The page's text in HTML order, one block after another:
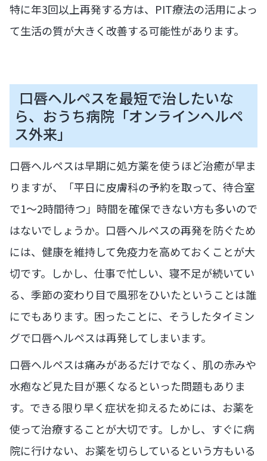
特に年3回以上再発する方は、PIT療法の活用によっ
て生活の質が大きく改善する可能性があります。
口唇ヘルペスを最短で治したいな
ら、おうち病院「オンラインヘルペ
ス外来」
口唇ヘルペスは早期に処方薬を使うほど治癒が早ま
りますが、「平日に皮膚科の予約を取って、待合室
で1〜2時間待つ」時間を確保できない方も多いので
はないでしょうか。口唇ヘルペスの再発を防ぐため
には、健康を維持して免疫力を高めておくことが大
切です。しかし、仕事で忙しい、寝不足が続いてい
る、季節の変わり目で風邪をひいたということは誰
にでもあります。困ったことに、そうしたタイミン
グで口唇ヘルペスは再発してしまいます。
口唇ヘルペスは痛みがあるだけでなく、肌の赤みや
水疱など見た目が悪くなるといった問題もありま
す。できる限り早く症状を抑えるためには、お薬を
使って治療することが大切です。しかし、すぐに病
院に行けない、お薬を切らしているという方もいる